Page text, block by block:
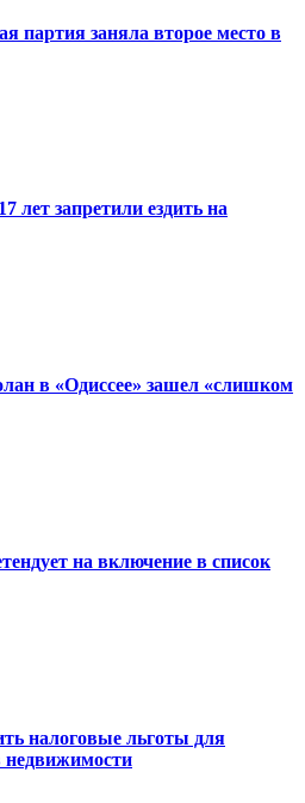
партия заняла второе место в
лет запретили ездить на
в «Одиссее» зашел «слишком
на включение в список
налоговые льготы для
недвижимости